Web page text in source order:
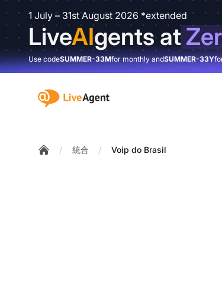
1 July – 31st August 2026 *extended
LiveAIgents at
Use codeSUMMER-33Mfor monthly andSUMMER-33Y
:site.title
/ 統合 / Voip do Brasil